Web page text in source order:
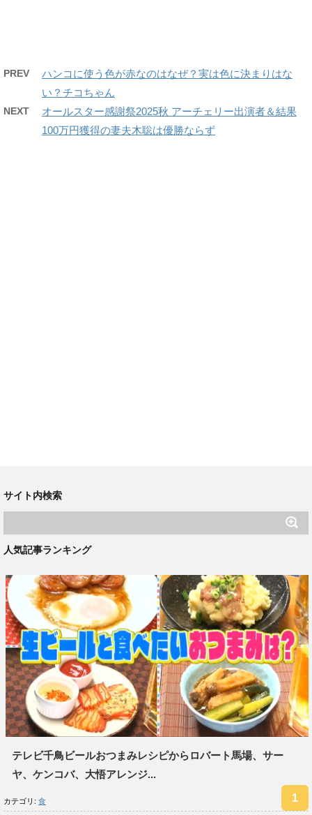
PREV
ハンコに使う色が赤なのはなぜ？実は色に決まりはな
い？チコちゃん
NEXT
オールスター感謝祭2025秋 アーチェリー出演者＆結果
100万円獲得の妻夫木聡は優勝ならず
サイト内検索
人気記事ランキング
テレビ千鳥ビールおつまみレシピからロバート馬場、サー
ヤ、ケンコバ、大悟アレンジ...
カテゴリ: 食